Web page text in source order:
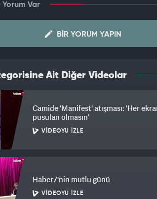
Yorum Var
BIR YORUM YAPIN
Ait Diğer Videolar
Camide 'Manifest' atışması: 'Her
pusulan olmasın'
VIDEOYU İZLE
Haber7'nin mutlu günü
VIDEOYU İZLE